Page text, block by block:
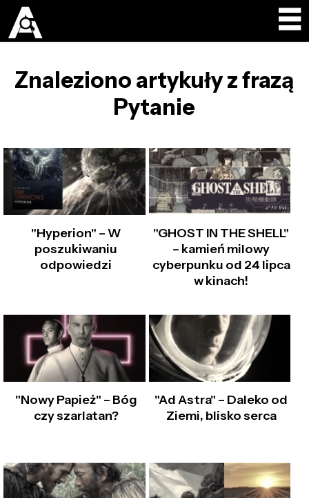
Znaleziono artykuły z frazą
Pytanie
"Hyperion" – W
poszukiwaniu
odpowiedzi
"GHOST IN THE SHELL"
– kamień milowy
cyberpunku od 24 lipca
w kinach!
"Nowy Papież" – Bóg
czy szarlatan?
"Ad Astra" – Daleko od
Ziemi, blisko serca